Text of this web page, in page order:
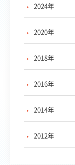
2024年
2020年
2018年
2016年
2014年
2012年